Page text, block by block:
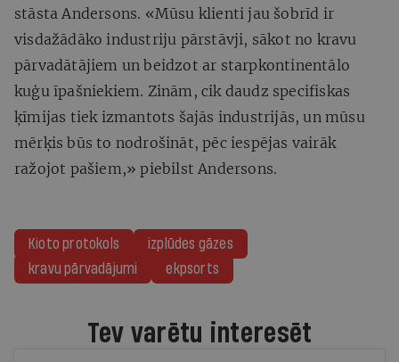
stāsta Andersons. «Mūsu klienti jau šobrīd ir
visdažādāko industriju pārstāvji, sākot no kravu
pārvadātājiem un beidzot ar starpkontinentālo
kuģu īpašniekiem. Zinām, cik daudz specifiskas
ķīmijas tiek izmantots šajās industrijās, un mūsu
mērķis būs to nodrošināt, pēc iespējas vairāk
ražojot pašiem,» piebilst Andersons.
Kioto protokols
izplūdes gāzes
kravu pārvadājumi
ekpsorts
Tev varētu interesēt